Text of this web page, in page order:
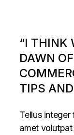
“I THINK
DAWN
TIPS
Tellus integer
amet